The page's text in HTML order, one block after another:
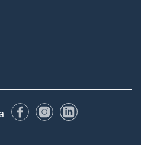
FacebookuInstagramu
LinkedIn